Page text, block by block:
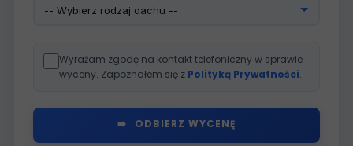
Wyrażam zgodę na kontakt telefoniczny w sprawie
wyceny. Zapoznałem się z Polityką Prywatności.
ODBIERZ WYCENĘ